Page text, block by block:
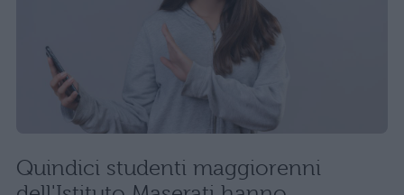
Quindici studenti maggiorenni